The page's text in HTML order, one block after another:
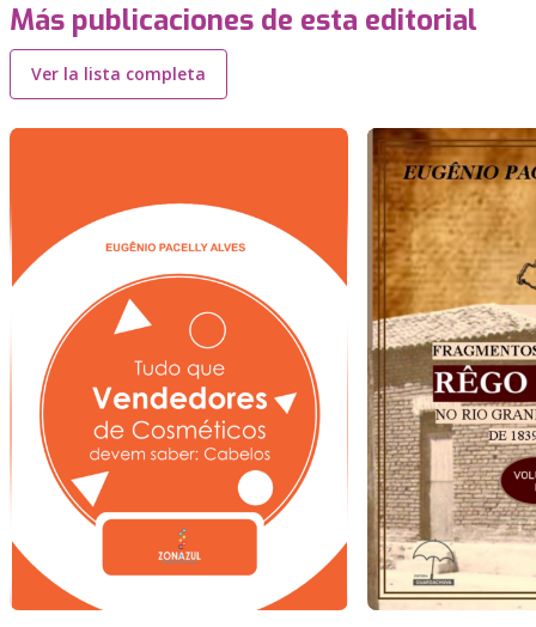
Más publicaciones de esta editorial
Ver la lista completa